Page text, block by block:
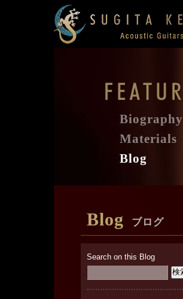
Biography
Materials
Blog
Blog ブログ
Search on this Blog